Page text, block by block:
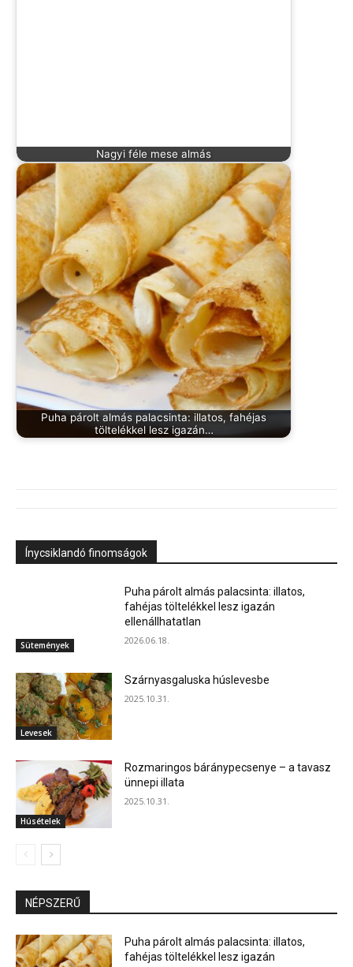
Nagyi féle mese almás
Puha párolt almás palacsinta: illatos, fahéjas
töltelékkel lesz igazán…
Ínycsiklandó finomságok
Sütemények
Puha párolt almás palacsinta: illatos,
fahéjas töltelékkel lesz igazán
ellenállhatatlan
2026.06.18.
Levesek
Szárnyasgaluska húslevesbe
2025.10.31.
Húsételek
Rozmaringos báránypecsenye – a tavasz
ünnepi illata
2025.10.31.
NÉPSZERŰ
Puha párolt almás palacsinta: illatos,
fahéjas töltelékkel lesz igazán